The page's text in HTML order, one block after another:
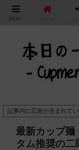
カップ麺の
記事内に広告が含まれて
最新カップ麺
タム推奨の二
MENU ホーム シ